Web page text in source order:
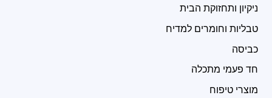
ניקיון ותחזוקת הבית
טבליות וחומרים למדיח
כביסה
חד פעמי מתכלה
מוצרי טיפוח